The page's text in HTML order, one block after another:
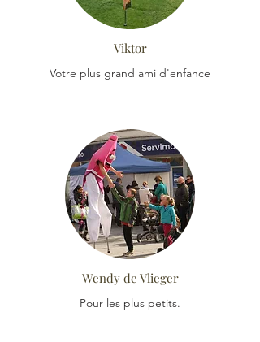
Viktor
Votre plus grand ami d'enfance
Wendy de Vlieger
Pour les plus petits.